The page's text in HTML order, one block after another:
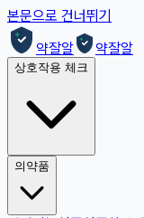
본문으로 건너뛰기
약잘알
약잘알
상호작용 체크
의약품